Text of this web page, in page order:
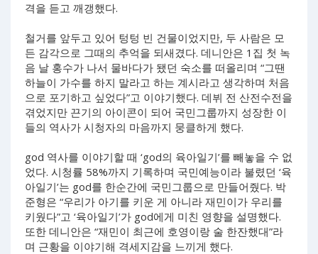
격을 듣고 깨갱했다.
철거를 앞두고 있어 텅텅 빈 건물이었지만, 두 사람은 모
든 감각으로 그때의 추억을 되새겼다. 데니안은 1집 첫 녹
음 날 홍수가 나서 물바다가 됐던 숙소를 떠올리며 “그땐
하늘이 가수를 하지 말라고 하는 계시라고 생각하며 처음
으로 포기하고 싶었다”고 이야기했다. 데뷔 전 산전수전을
겪었지만 끈기의 아이콘이 되어 국민그룹까지 성장한 이
들의 역사가 시청자의 마음까지 뭉클하게 했다.
god 역사를 이야기할 때 ‘god의 육아일기’를 빼놓을 수 없
었다. 시청률 58%까지 기록하며 국민예능이라 불렸던 ‘육
아일기’는 god를 한순간에 국민그룹으로 만들어줬다. 박
준형은 “우리가 아기를 키운 게 아니라 재민이가 우리를
키웠다”고 ‘육아일기’가 god에게 미친 영향을 설명했다.
또한 데니안은 “재민이 최근에 호영이랑 술 한잔했대”라
며 근황을 이야기해 격세지감을 느끼게 했다.